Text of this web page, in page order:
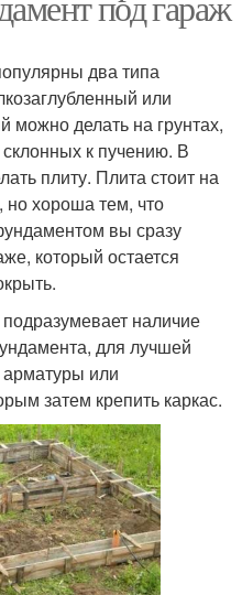
два типа
или
можно делать на грунтах,
к пучению. В
плиту. Плита стоит на
но хороша тем, что
вы сразу
который остается
наличие
для лучшей
арматуры или
затем крепить каркас.